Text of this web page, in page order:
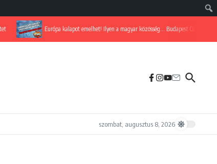
Európa kalapot emelhet! Ilyen a magyar közösség… Budapest Card Show
szombat, augusztus 8, 2026